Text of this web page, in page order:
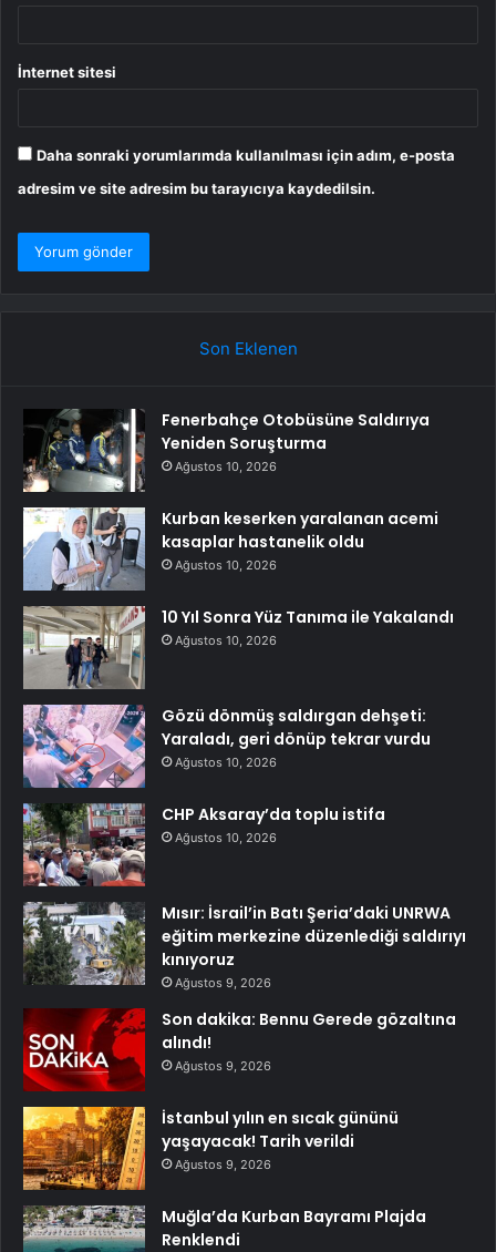
İnternet sitesi
Daha sonraki yorumlarımda kullanılması için adım, e-posta
adresim ve site adresim bu tarayıcıya kaydedilsin.
Son Eklenen
Fenerbahçe Otobüsüne Saldırıya
Yeniden Soruşturma
Ağustos 10, 2026
Kurban keserken yaralanan acemi
kasaplar hastanelik oldu
Ağustos 10, 2026
10 Yıl Sonra Yüz Tanıma ile Yakalandı
Ağustos 10, 2026
Gözü dönmüş saldırgan dehşeti:
Yaraladı, geri dönüp tekrar vurdu
Ağustos 10, 2026
CHP Aksaray’da toplu istifa
Ağustos 10, 2026
Mısır: İsrail’in Batı Şeria’daki UNRWA
eğitim merkezine düzenlediği saldırıyı
kınıyoruz
Ağustos 9, 2026
Son dakika: Bennu Gerede gözaltına
alındı!
Ağustos 9, 2026
İstanbul yılın en sıcak gününü
yaşayacak! Tarih verildi
Ağustos 9, 2026
Muğla’da Kurban Bayramı Plajda
Renklendi